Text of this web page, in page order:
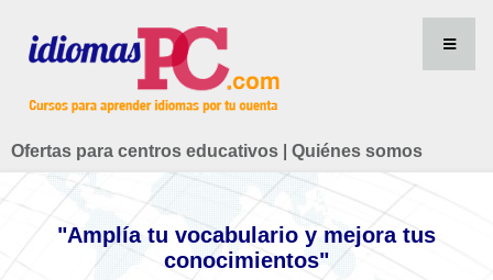
Ofertas para centros educativos Quiénes somos
"Amplía tu vocabulario y mejora tus
conocimientos"